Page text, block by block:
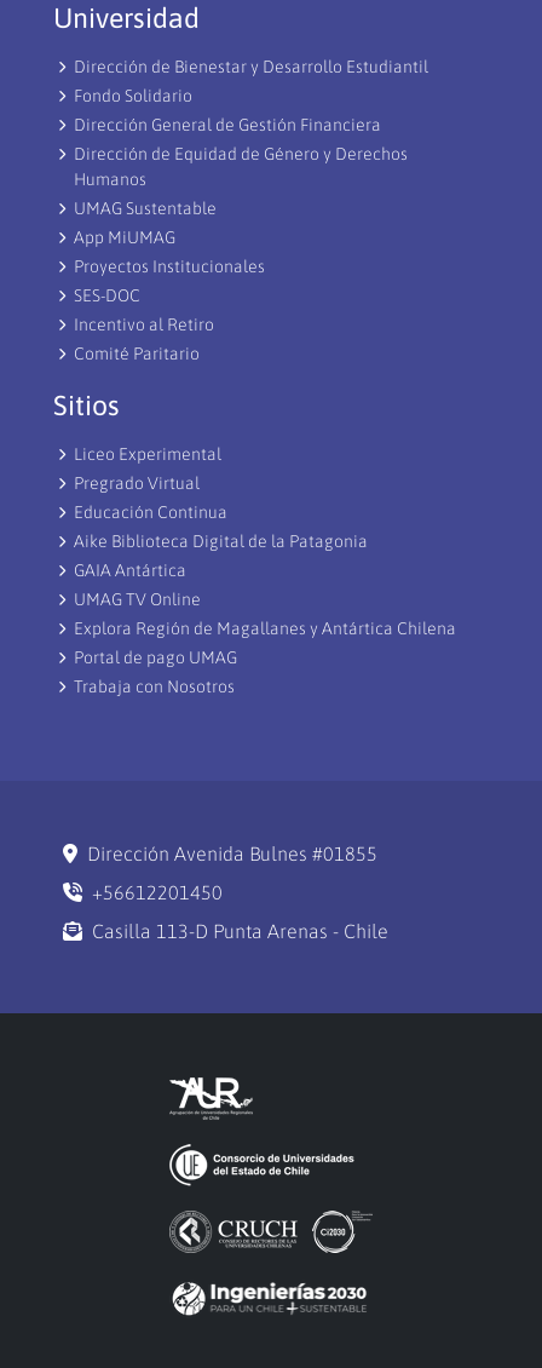
Universidad
Dirección de Bienestar y Desarrollo Estudiantil
Fondo Solidario
Dirección General de Gestión Financiera
Dirección de Equidad de Género y Derechos
Humanos
UMAG Sustentable
App MiUMAG
Proyectos Institucionales
SES-DOC
Incentivo al Retiro
Comité Paritario
Sitios
Liceo Experimental
Pregrado Virtual
Educación Continua
Aike Biblioteca Digital de la Patagonia
GAIA Antártica
UMAG TV Online
Explora Región de Magallanes y Antártica Chilena
Portal de pago UMAG
Trabaja con Nosotros
Dirección Avenida Bulnes #01855
+56612201450
Casilla 113-D Punta Arenas - Chile